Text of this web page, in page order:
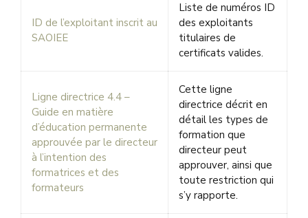
ID de l’exploitant inscrit au
SAOIEE
Liste de numéros ID
des exploitants
titulaires de
certificats valides.
Ligne directrice 4.4 –
Guide en matière
d’éducation permanente
approuvée par le directeur
à l’intention des
formatrices et des
formateurs
Cette ligne
directrice décrit en
détail les types de
formation que
directeur peut
approuver, ainsi que
toute restriction qui
s’y rapporte.